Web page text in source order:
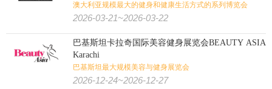
澳大利亚规模最大的健身和健康生活方式的系列博览会
2026-03-21~2026-03-22
巴基斯坦卡拉奇国际美容健身展览会BEAUTY ASIA
Karachi
巴基斯坦最大规模美容与健身展览会
2026-12-24~2026-12-27